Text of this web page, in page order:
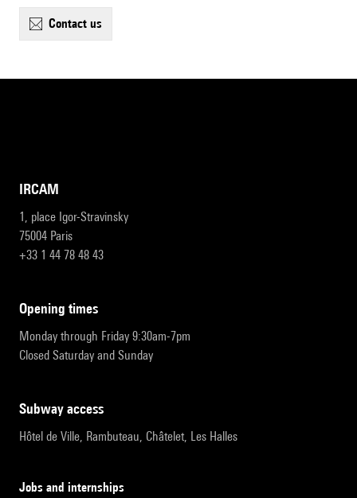
contact us
IRCAM
1, place Igor-Stravinsky
75004 Paris
+33 1 44 78 48 43
opening times
Monday through Friday 9:30am-7pm
Closed Saturday and Sunday
subway access
Hôtel de Ville, Rambuteau, Châtelet, Les Halles
Jobs and internships